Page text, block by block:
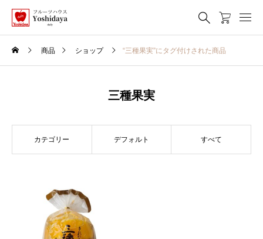
商品 ショップ “三種果実”にタグ付けされた商品
三種果実
カテゴリー デフォルト すべて